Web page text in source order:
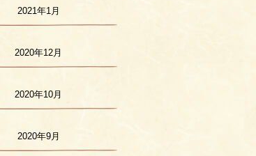
2021年1月
2020年12月
2020年10月
2020年9月